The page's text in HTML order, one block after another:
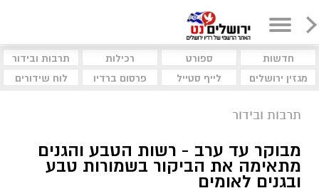
חדשות ספורט רכילות
תרבות ובידור
מגזין ירושלים
לייף סטייל פרסום ברדיו לוח שידורים
תרבות ובידור
מבוקר עד ערב - רשות הטבע והגנים
מתאימה את הביקור בשמורות טבע
ובגנים לאומים